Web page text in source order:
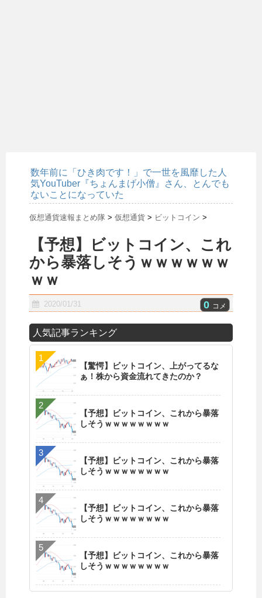
数年前に「ひき肉です！」で一世を風靡した人
気YouTuber『ちょんまげ小僧』さん、とんでも
ないことになっていた
仮想通貨速報まとめ隊 > 仮想通貨 > ビットコイン >
【予想】ビットコイン、これ
から暴落しそうｗｗｗｗｗｗ
ｗｗ
2020/01/31 0 コメ
人気記事ランキング
【驚愕】ビットコイン、上がってるな
ぁ！株から資金流れてきたのか？
【予想】ビットコイン、これから暴落
しそうｗｗｗｗｗｗｗｗ
【予想】ビットコイン、これから暴落
しそうｗｗｗｗｗｗｗｗ
【予想】ビットコイン、これから暴落
しそうｗｗｗｗｗｗｗｗ
【予想】ビットコイン、これから暴落
しそうｗｗｗｗｗｗｗｗ